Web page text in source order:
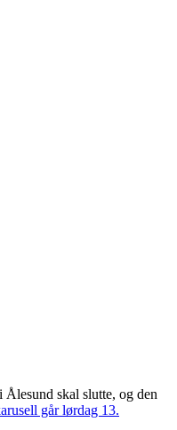
skal slutte, og den
går lørdag 13.